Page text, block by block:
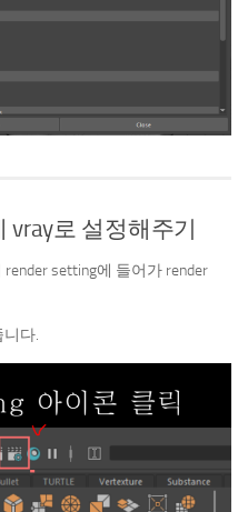
vray로 설정해주기
setting에 들어가 render
니다.